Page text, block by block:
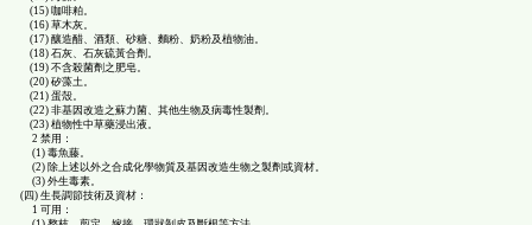
(15) 咖啡粕。
(16) 草木灰。
(17) 釀造醋、酒類、砂糖、麵粉、奶粉及植物油。
(18) 石灰、石灰硫黃合劑。
(19) 不含殺菌劑之肥皂。
(20) 矽藻土。
(21) 蛋殼。
(22) 非基因改造之蘇力菌、其他生物及病毒性製劑。
(23) 植物性中草藥浸出液。
2 禁用：
(1) 毒魚藤。
(2) 除上述以外之合成化學物質及基因改造生物之製劑或資材。
(3) 外生毒素。
(四) 生長調節技術及資材：
1 可用：